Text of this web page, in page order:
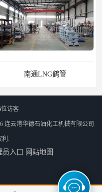
江苏LNG鹤管
位访客
连云港华德石油化工机械有限公司
利.
员入口 网站地图